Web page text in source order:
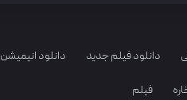
دانلود فیلم جدید دانلود انیمیشن
فیلم